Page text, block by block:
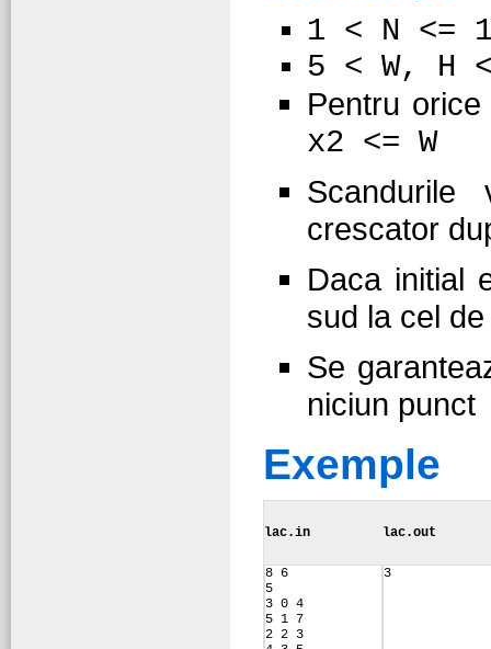
1 < N <=
5 < W, H
Pentru
x2 <= W
crescator
Daca initial
sud la cel
Se
niciun punct
Exemple
lac.in lac.out
8 6
5
3 0 4
5 1 7
2 2 3
3